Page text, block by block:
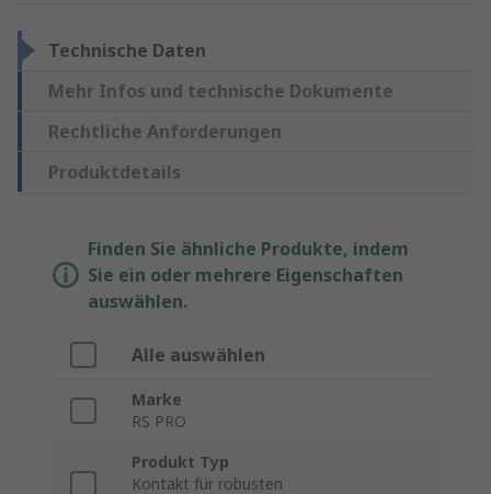
Technische Daten
Mehr Infos und technische Dokumente
Rechtliche Anforderungen
Produktdetails
Finden Sie ähnliche Produkte, indem
Sie ein oder mehrere Eigenschaften
auswählen.
Alle auswählen
Marke
RS PRO
Produkt Typ
Kontakt für robusten